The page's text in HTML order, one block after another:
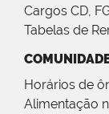
Cargos CD,
Tabelas de
Horários de
Alimentação